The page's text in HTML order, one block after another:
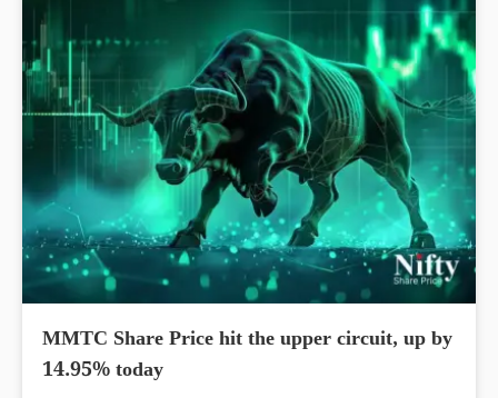
MMTC Share Price hit the upper circuit, up by
14.95% today